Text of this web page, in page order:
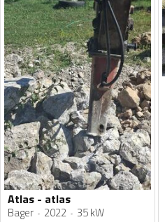
Atlas - atlas
Bager 2022 35 kW